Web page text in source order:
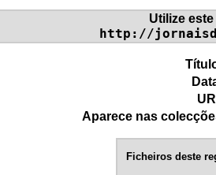
Utilize
http://
Aparece nas
Ficheiros deste